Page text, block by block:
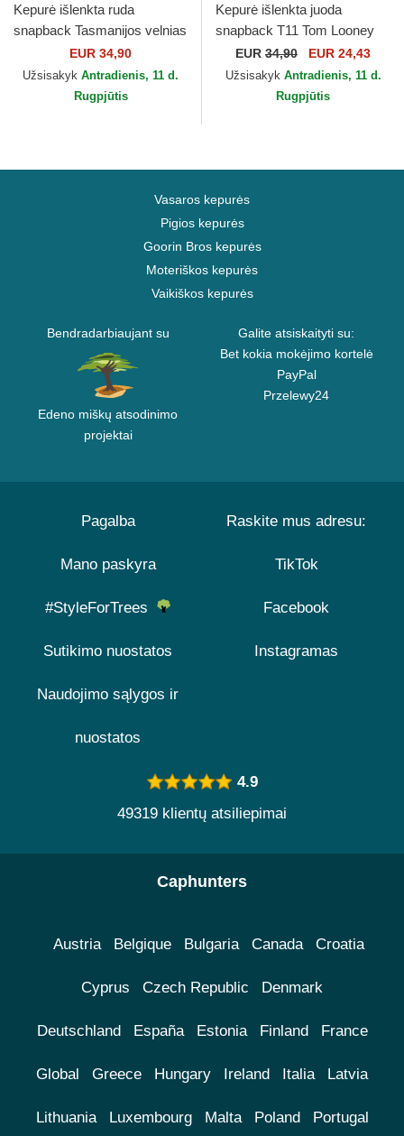
Kepurė išlenkta ruda
snapback Tasmanijos velnias
Looney Tunes Capslab
EUR 34,90
Užsisakyk Antradienis, 11 d.
Rugpjūtis
Kepurė išlenkta juoda
snapback T11 Tom Looney
Tunes Capslab
EUR 34,90 EUR 24,43
Užsisakyk Antradienis, 11 d.
Rugpjūtis
Vasaros kepurės
Pigios kepurės
Goorin Bros kepurės
Moteriškos kepurės
Vaikiškos kepurės
Bendradarbiaujant su
Edeno miškų atsodinimo
projektai
Galite atsiskaityti su:
Bet kokia mokėjimo kortelė
PayPal
Przelewy24
Pagalba
Mano paskyra
#StyleForTrees
Sutikimo nuostatos
Naudojimo sąlygos ir
nuostatos
Raskite mus adresu:
TikTok
Facebook
Instagramas
4.9
49319 klientų atsiliepimai
Caphunters
Austria Belgique Bulgaria Canada Croatia
Cyprus Czech Republic Denmark
Deutschland España Estonia Finland France
Global Greece Hungary Ireland Italia Latvia
Lithuania Luxembourg Malta Poland Portugal